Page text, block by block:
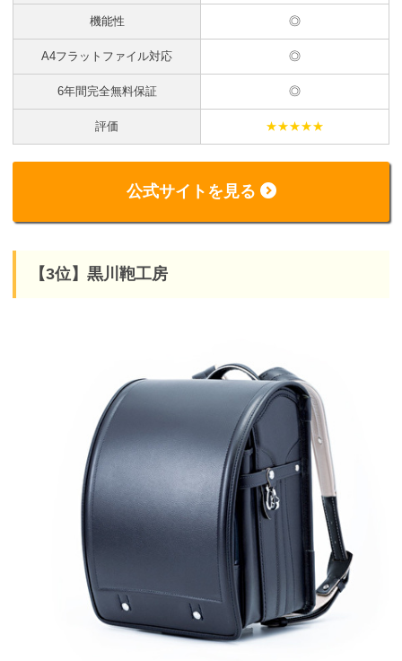
機能性 ◎
A4フラットファイル対応 ◎
6年間完全無料保証 ◎
評価 ★★★★★
公式サイトを見る
【3位】黒川鞄工房